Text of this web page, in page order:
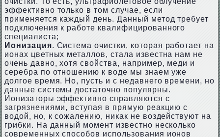
эффективно только в том случае, если
применяется каждый день. Данный метод требует
подключения к работе квалифицированного
специалиста;
Ионизация. Система очистки, которая работает на
ионах цветных металлов, стала известна нам не
очень давно, хотя свойства, например, меди и
серебра по отношению к воде мы знаем уже
долгое время. Но, пусть и с недавнего времени, но
данные системы достаточно популярны.
Ионизаторы эффективно справляются с
загрязнениями, вступая в прямую реакцию с
водой, но, к сожалению, никак не воздействуют на
грибки. На данный момент известно несколько
современных способов использования ионов